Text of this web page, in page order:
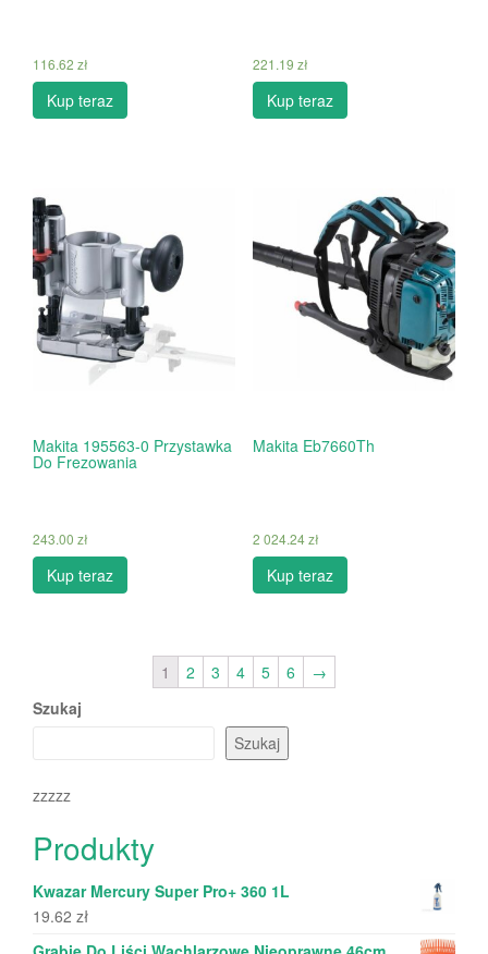
116.62 zł
Kup teraz
221.19 zł
Kup teraz
Makita 195563-0 Przystawka
Do Frezowania
243.00 zł
Kup teraz
Makita Eb7660Th
2 024.24zł
Kup teraz
1 2 3 4 5 6
→
Szukaj
Szukaj
zzzzz
Produkty
Kwazar Mercury Super Pro+ 360 1L
19.62 zł